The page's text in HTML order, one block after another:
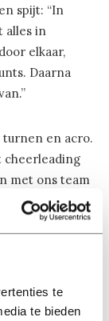
te
te bieden
spijt: “In
alles in
elkaar,
Daarna
turnen en acro.
cheerleading
met ons team
ticket voor het
ze vijf EK’s